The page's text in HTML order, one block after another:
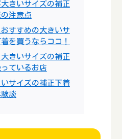
きいサイズの補正
注意点
すすめの大きいサ
を買うならココ！
きいサイズの補正
ているお店
サイズの補正下着
談